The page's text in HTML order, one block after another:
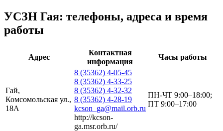
УСЗН Гая: телефоны, адреса и время
работы
Адрес
Контактная
информация
Часы работы
Гай,
Комсомольская ул.,
18А
8 (35362) 4-05-45
8 (35362) 4-33-25
8 (35362) 4-32-32
8 (35362) 4-28-19
kcson_ga@mail.orb.ru
http://kcson-
ga.msr.orb.ru/
ПН-ЧТ 9:00–18:00;
ПТ 9:00–17:00